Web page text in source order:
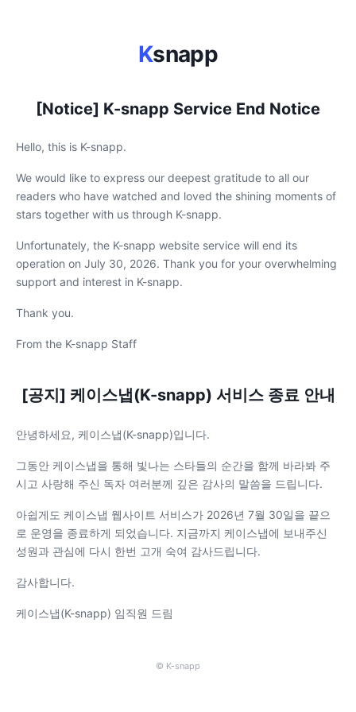
Ksnapp
[Notice] K-snapp Service End Notice
Hello, this is K-snapp.
We would like to express our deepest gratitude to all our
readers who have watched and loved the shining moments of
stars together with us through K-snapp.
Unfortunately, the K-snapp website service will end its
operation on July 30, 2026. Thank you for your overwhelming
support and interest in K-snapp.
Thank you.
From the K-snapp Staff
[공지] 케이스냅(K-snapp) 서비스 종료 안내
안녕하세요, 케이스냅(K-snapp)입니다.
그동안 케이스냅을 통해 빛나는 스타들의 순간을 함께 바라봐 주
시고 사랑해 주신 독자 여러분께 깊은 감사의 말씀을 드립니다.
아쉽게도 케이스냅 웹사이트 서비스가 2026년 7월 30일을 끝으
로 운영을 종료하게 되었습니다. 지금까지 케이스냅에 보내주신
성원과 관심에 다시 한번 고개 숙여 감사드립니다.
감사합니다.
케이스냅(K-snapp) 임직원 드림
© K-snapp